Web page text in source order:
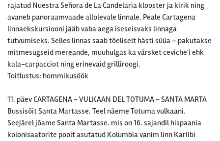
rajatud Nuestra Señora de La Candelaria klooster ja kirik ning
avaneb panoraamvaade allolevale linnale. Peale Cartagena
linnaekskursiooni jääb vaba aega iseseisvaks linnaga
tutvumiseks. Selles linnas saab tõeliselt hästi süüa – pakutakse
mitmesugseid mereande, muuhulgas ka värsket ceviche'i ehk
kala-carpacciot ning erinevaid grilliroogi.
Toitlustus: hommikusöök
11. päev CARTAGENA - VULKAAN DEL TOTUMA - SANTA MARTA
Bussisõit Santa Martasse. Teel näeme Totuma vulkaani.
Seejärel jõame Santa Martasse. mis on 16. sajandil hispaania
kolonisaatorite poolt asutatud Kolumbia vanim linn Kariibi